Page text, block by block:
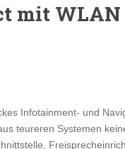
mit
Infotainment- und
teureren Systemen